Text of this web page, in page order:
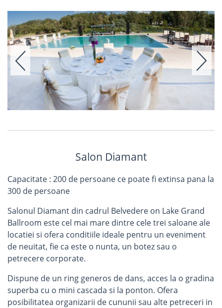
Salon Diamant
Capacitate : 200 de persoane ce poate fi extinsa pana la
300 de persoane
Salonul Diamant din cadrul Belvedere on Lake Grand
Ballroom este cel mai mare dintre cele trei saloane ale
locatiei si ofera conditiile ideale pentru un eveniment
de neuitat, fie ca este o nunta, un botez sau o
petrecere corporate.
Dispune de un ring generos de dans, acces la o gradina
superba cu o mini cascada si la ponton. Ofera
posibilitatea organizarii de cununii sau alte petreceri in